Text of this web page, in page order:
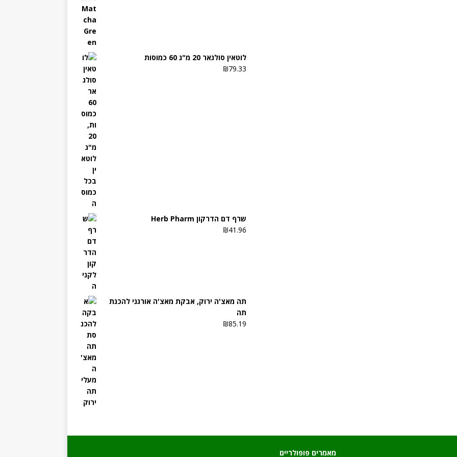
לוטאין סולגאר 20 מ"ג 60 כמוסות
₪79.33
שרף דם הדרקון Herb Pharm
₪41.96
תה מאצ'ה ירוק, אבקת מאצ'ה אורגני להכנת
תה
₪85.19
מאמרים פופולריים